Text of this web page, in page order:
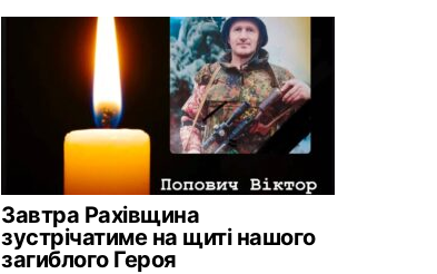
Завтра Рахівщина
зустрічатиме на щиті нашого
загиблого Героя